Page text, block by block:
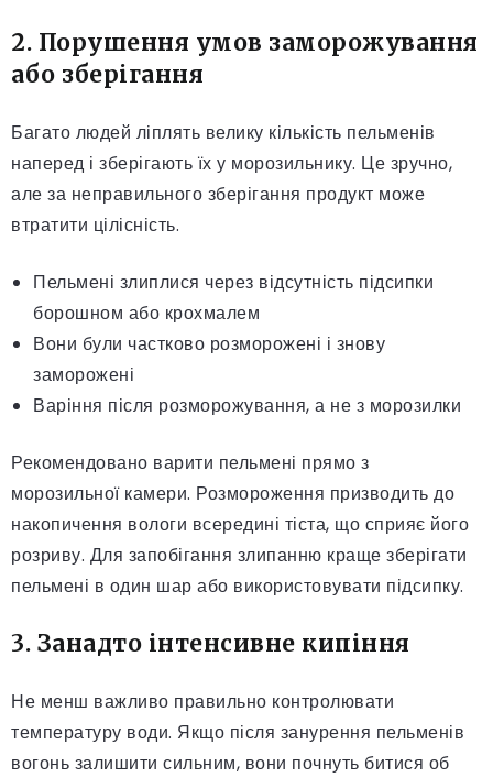
2. Порушення умов заморожування
або зберігання
Багато людей ліплять велику кількість пельменів
наперед і зберігають їх у морозильнику. Це зручно,
але за неправильного зберігання продукт може
втратити цілісність.
Пельмені злиплися через відсутність підсипки
борошном або крохмалем
Вони були частково розморожені і знову
заморожені
Варіння після розморожування, а не з морозилки
Рекомендовано варити пельмені прямо з
морозильної камери. Розмороження призводить до
накопичення вологи всередині тіста, що сприяє його
розриву. Для запобігання злипанню краще зберігати
пельмені в один шар або використовувати підсипку.
3. Занадто інтенсивне кипіння
Не менш важливо правильно контролювати
температуру води. Якщо після занурення пельменів
вогонь залишити сильним, вони почнуть битися об